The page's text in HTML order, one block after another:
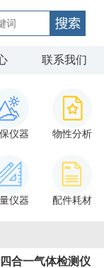
联系我们
仪器 物性分析
仪器 配件耗材
合一气体检测仪